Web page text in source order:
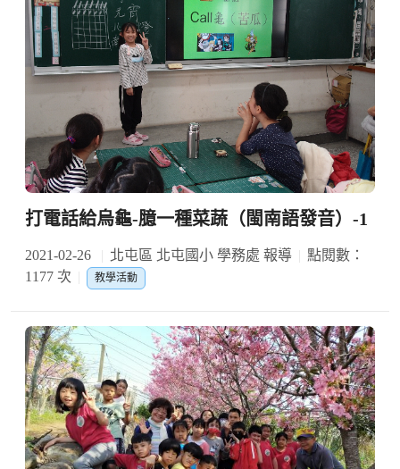
打電話給烏龜-臆一種菜蔬（閩南語發音）-1
2021-02-26 北屯區 北屯國小 學務處 報導
點閱數：
1177 次
教學活動